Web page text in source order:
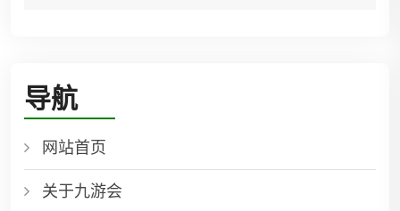
导航
网站首页
关于九游会